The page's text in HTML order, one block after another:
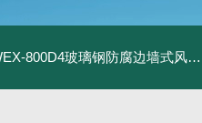
800D4玻璃钢防腐边墙式风机